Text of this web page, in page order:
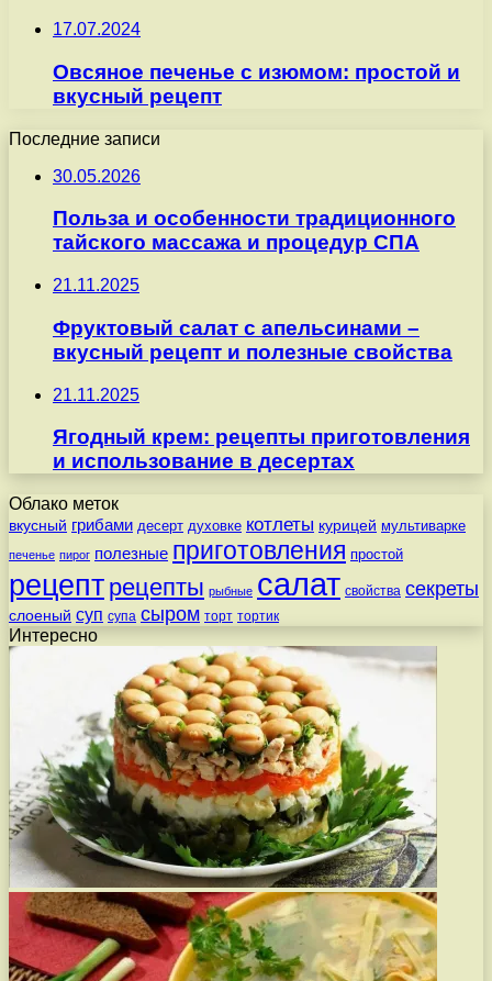
17.07.2024
Овсяное печенье с изюмом: простой и
вкусный рецепт
Последние записи
30.05.2026
Польза и особенности традиционного
тайского массажа и процедур СПА
21.11.2025
Фруктовый салат с апельсинами –
вкусный рецепт и полезные свойства
21.11.2025
Ягодный крем: рецепты приготовления
и использование в десертах
Облако меток
вкусный грибами десерт духовке котлеты курицей мультиварке
печенье пирог полезные приготовления простой
рецепт рецепты рыбные салат свойства секреты
слоеный суп супа сыром торт тортик
Интересно